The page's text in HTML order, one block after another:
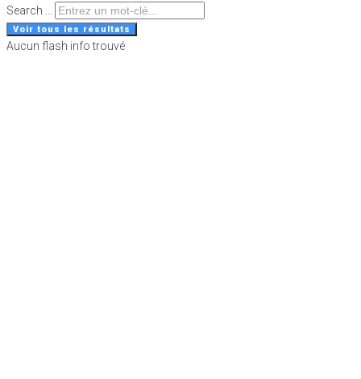
Search ...
Voir tous les résultats
Aucun flash info trouvé